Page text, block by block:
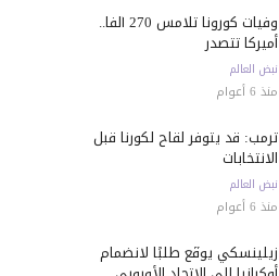
وفيات كورونا تلامس 270 ألفاً..
أميركا تتصدر
نبض العالم
منذ 6 أعوام
ترمب: قد يتوفر لقاح لكورنا قبل
الانتخابات
نبض العالم
منذ 6 أعوام
زيلينسكي يوقّع طلبًا لانضمام